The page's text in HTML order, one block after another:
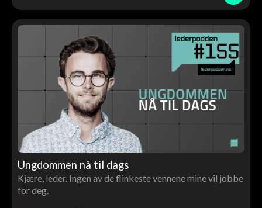
Ungdommen nå til dags
Kjære, leder. Ingen av de flinkeste vennene mine vil jobbe
for deg.